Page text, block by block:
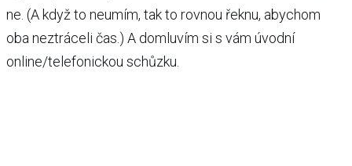
ne. (A když to neumím, tak to rovnou řeknu, abychom
oba neztráceli čas.) A domluvím si s vám úvodní
online/telefonickou schůzku.